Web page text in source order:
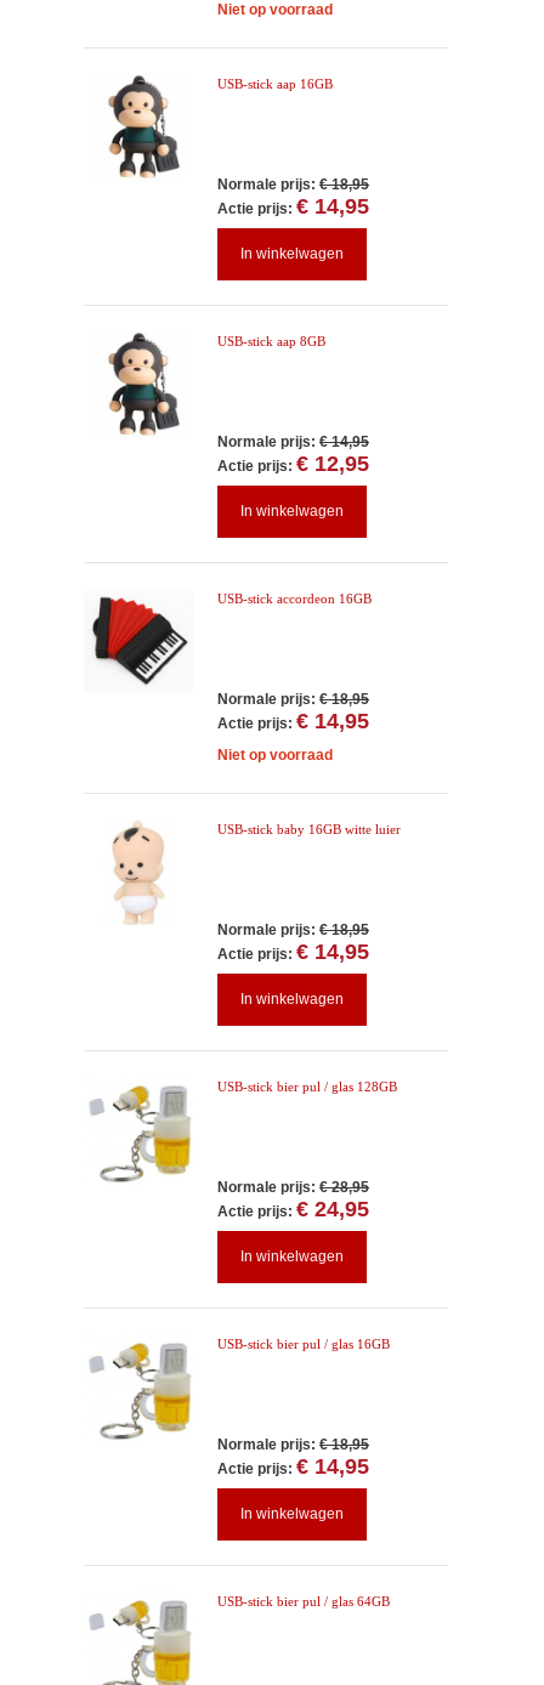
Niet op voorraad
USB-stick aap 16GB
Normale prijs: € 18,95
Actie prijs: € 14,95
In winkelwagen
USB-stick aap 8GB
Normale prijs: € 14,95
Actie prijs: € 12,95
In winkelwagen
USB-stick accordeon 16GB
Normale prijs: € 18,95
Actie prijs: € 14,95
Niet op voorraad
USB-stick baby 16GB witte luier
Normale prijs: € 18,95
Actie prijs: € 14,95
In winkelwagen
USB-stick bier pul / glas 128GB
Normale prijs: € 28,95
Actie prijs: € 24,95
In winkelwagen
USB-stick bier pul / glas 16GB
Normale prijs: € 18,95
Actie prijs: € 14,95
In winkelwagen
USB-stick bier pul / glas 64GB